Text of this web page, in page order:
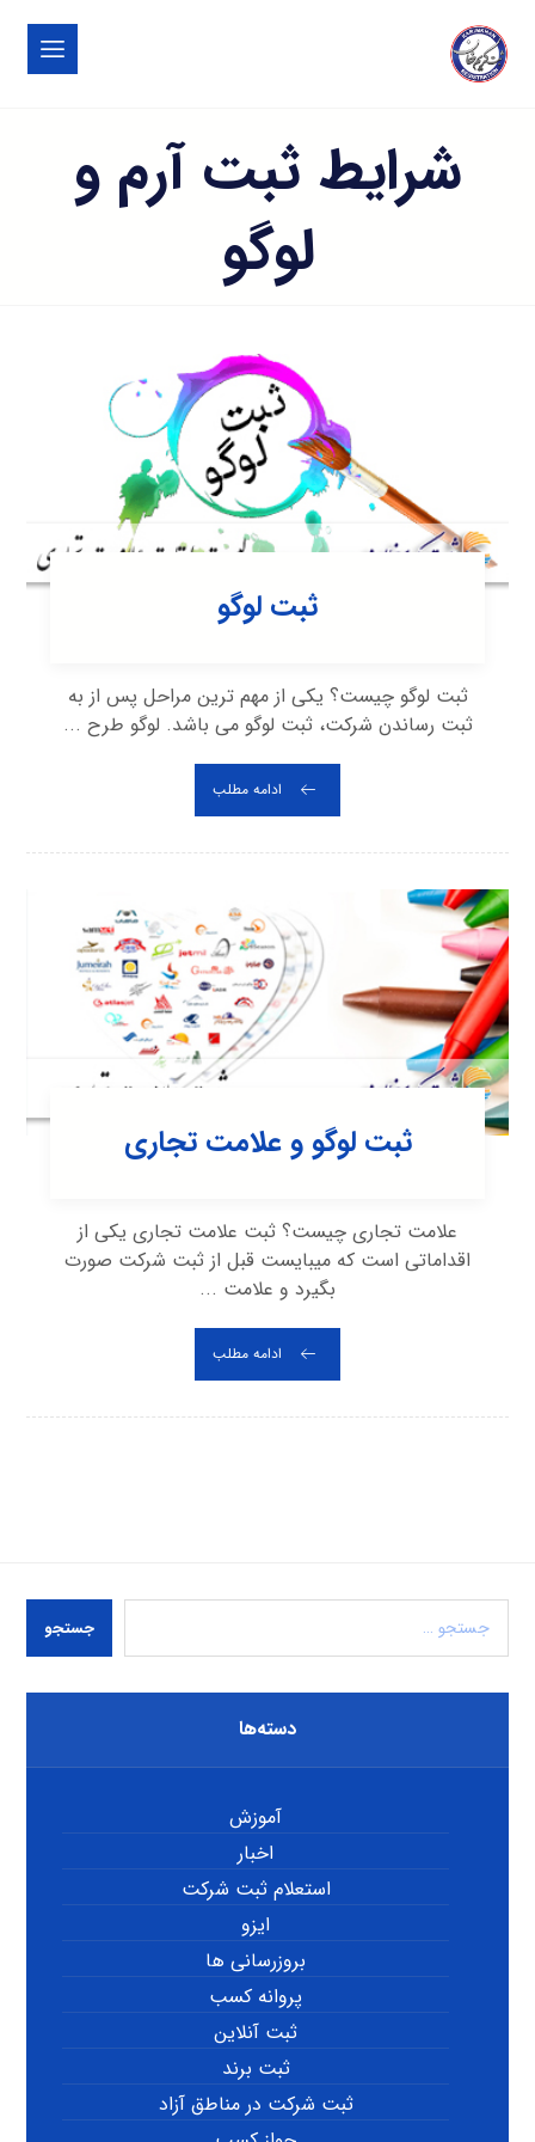
شرایط ثبت آرم و
لوگو
ثبت لوگو
ثبت لوگو چیست؟ یکی از مهم ترین مراحل پس از به
ثبت رساندن شرکت، ثبت لوگو می باشد. لوگو طرح ...
ادامه مطلب
ثبت لوگو و علامت تجاری
علامت تجاری چیست؟ ثبت علامت تجاری یکی از
اقداماتی است که میبایست قبل از ثبت شرکت صورت
بگیرد و علامت ...
ادامه مطلب
جستجو
دسته‌ها
آموزش
اخبار
استعلام ثبت شرکت
ایزو
بروزرسانی ها
پروانه کسب
ثبت آنلاین
ثبت برند
ثبت شرکت در مناطق آزاد